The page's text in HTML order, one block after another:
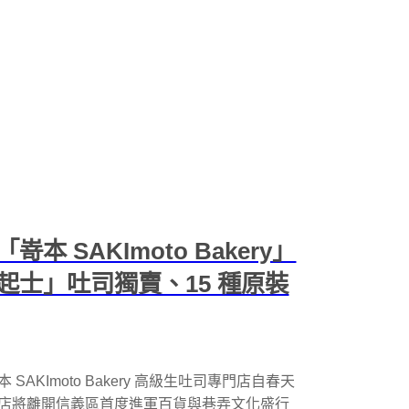
嵜本 SAKImoto Bakery」
士」吐司獨賣、15 種原裝
SAKImoto Bakery 高級生吐司專門店自春天
將離開信義區首度進軍百貨與巷弄文化盛行